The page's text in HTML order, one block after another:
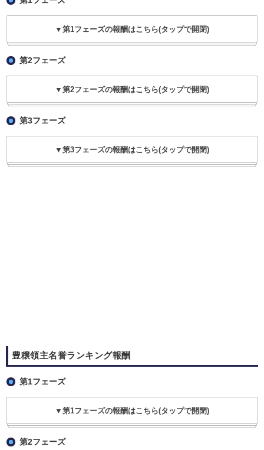
▼第1フェーズの報酬はこちら(タップで開閉)
第2フェーズ
▼第2フェーズの報酬はこちら(タップで開閉)
第3フェーズ
▼第3フェーズの報酬はこちら(タップで開閉)
豊穣領主名誉ランキング報酬
第1フェーズ
▼第1フェーズの報酬はこちら(タップで開閉)
第2フェーズ